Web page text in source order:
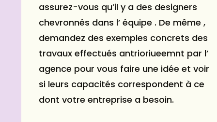
assurez-vous qu’il y a des designers
chevronnés dans l’ équipe . De même ,
demandez des exemples concrets des
travaux effectués antrioriueemnt par l’
agence pour vous faire une idée et voir
si leurs capacités correspondent à ce
dont votre entreprise a besoin.